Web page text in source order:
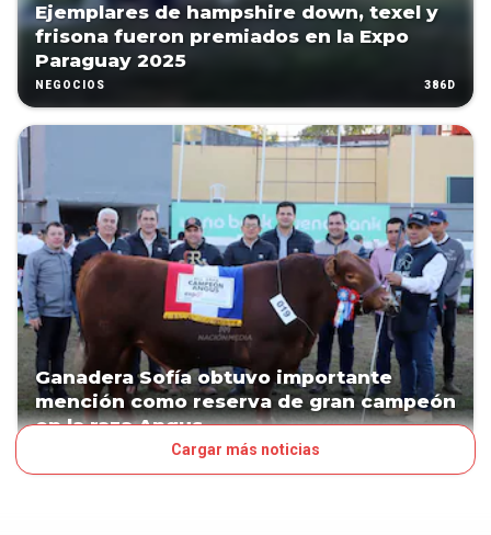
Ejemplares de hampshire down, texel y
frisona fueron premiados en la Expo
Paraguay 2025
NEGOCIOS 386D
Ganadera Sofía obtuvo importante
mención como reserva de gran campeón
en la raza Angus
Cargar más noticias